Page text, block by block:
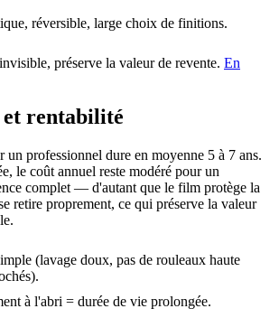
réversible, large choix de finitions.
préserve la valeur de revente. En
et rentabilité
un professionnel dure en moyenne 5 à 7 ans.
le coût annuel reste modéré pour un
complet — d'autant que le film protège la
retire proprement, ce qui préserve la valeur
(lavage doux, pas de rouleaux haute
à l'abri = durée de vie prolongée.